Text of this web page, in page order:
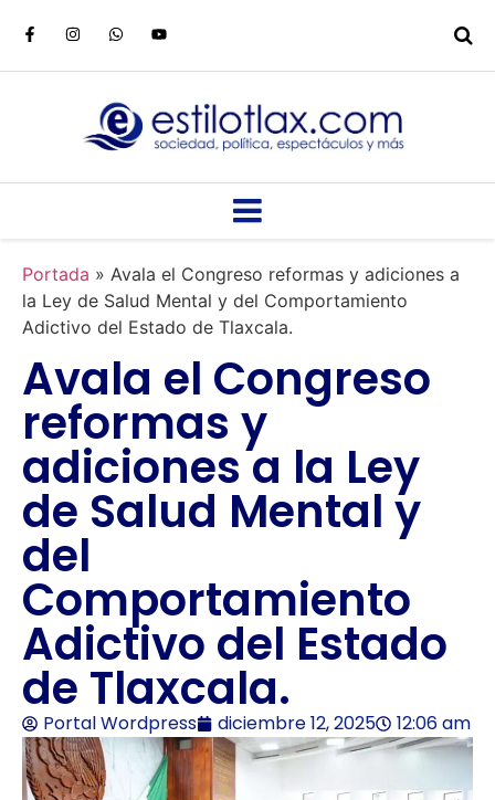
Portada » Avala el Congreso reformas y adiciones a
la Ley de Salud Mental y del Comportamiento
Adictivo del Estado de Tlaxcala.
Avala el Congreso
reformas y
adiciones a la Ley
de Salud Mental y
del
Comportamiento
Adictivo del Estado
de Tlaxcala.
Portal Wordpress diciembre 12, 2025 12:06 am